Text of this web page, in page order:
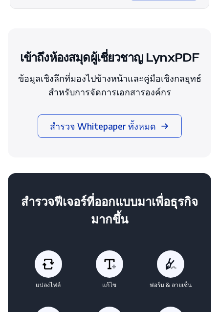
เข้าถึงห้องสมุดผู้เชี่ยวชาญ LynxPDF
ข้อมูลเชิงลึกที่มองไปข้างหน้าและคู่มือเชิงกลยุทธ์
สำหรับการจัดการเอกสารองค์กร
สำรวจ Whitepaper ทั้งหมด
สำรวจฟีเจอร์ที่ออกแบบมาเพื่อธุรกิจ
มากขึ้น
แปลงไฟล์ แก้ไข ฟอร์ม & ลายเซ็น